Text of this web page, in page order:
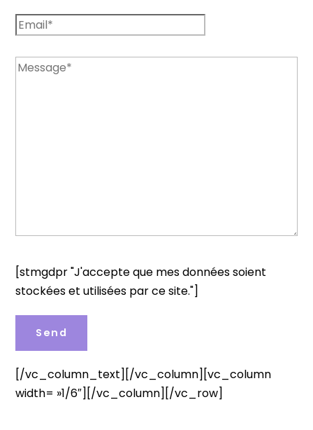
[stmgdpr "J'accepte que mes données soient
stockées et utilisées par ce site."]
[/vc_column_text][/vc_column][vc_column
width= »1/6″][/vc_column][/vc_row]